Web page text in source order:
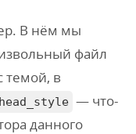
В нём мы
файл
темой, в
— что-
данного